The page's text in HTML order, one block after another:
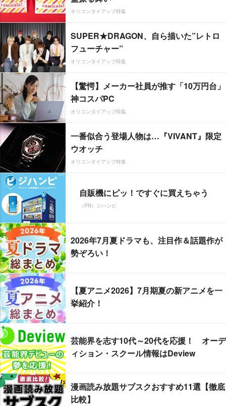
オリコンタイアップ特集
SUPER★DRAGON、自ら描いた”レトロ
フューチャー”
オリコンタイアップ特集
【驚愕】メーカー社員が推す「10万円台」
神コスパPC
オリコンタイアップ特集
一番似合う登場人物は…『VIVANT』限定
ウオッチ
オリコンタイアップ特集
自販機にピッ！ですぐに買えちゃう
（PR）ジハンピ
2026年7月夏ドラマも、注目作＆話題作が
勢ぞろい！
【夏アニメ2026】7月期夏の新アニメを一
挙紹介！
芸能界を志す10代～20代を応援！ オーデ
ィション・スクール情報はDeview
漫画読み放題サブスクおすすめ11選【徹底
比較】